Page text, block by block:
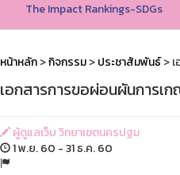
The Impact Rankings-SDGs
หน้าหลัก>กิจกรรม>ประชาสัมพันธ์> เ
เอกสารการขอผ่อนผันการเ
ผู้ดูแลเว็บ วิทยาเขตนครปฐม
1 พ.ย. 60 - 31 ธ.ค. 60